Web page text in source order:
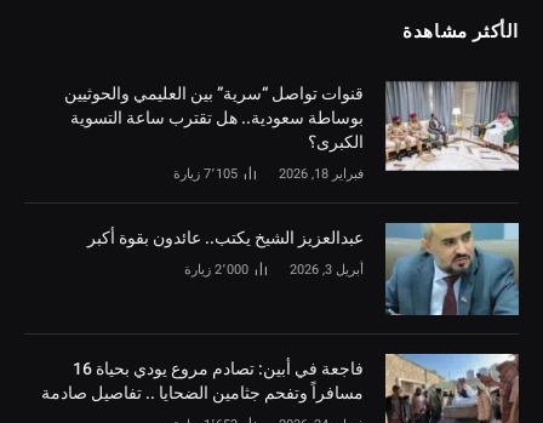
الأكثر مشاهدة
قنوات تواصل “سرية” بين العليمي والحوثيين
بوساطة سعودية.. هل تقترب ساعة التسوية
الكبرى؟
فبراير 18, 2026 7٬105 زيارة
‏عبدالعزيز الشيخ يكتب.. عائدون بقوة أكبر
أبريل 3, 2026 2٬000 زيارة
فاجعة في أبين: تصادم مروع يودي بحياة 16
مسافراً وتفحم جثامين الضحايا .. تفاصيل صادمة